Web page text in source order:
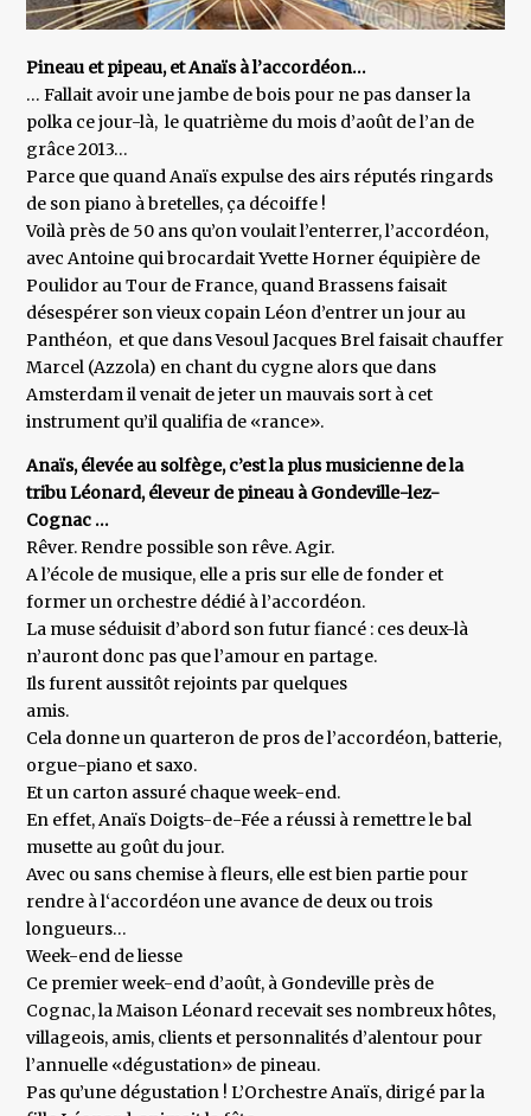
Pineau et pipeau, et Anaïs à l’accordéon…
… Fallait avoir une jambe de bois pour ne pas danser la
polka ce jour-là, le quatrième du mois d’août de l’an de
grâce 2013…
Parce que quand Anaïs expulse des airs réputés ringards
de son piano à bretelles, ça décoiffe !
Voilà près de 50 ans qu’on voulait l’enterrer, l’accordéon,
avec Antoine qui brocardait Yvette Horner équipière de
Poulidor au Tour de France, quand Brassens faisait
désespérer son vieux copain Léon d’entrer un jour au
Panthéon, et que dans Vesoul Jacques Brel faisait chauffer
Marcel (Azzola) en chant du cygne alors que dans
Amsterdam il venait de jeter un mauvais sort à cet
instrument qu’il qualifia de «rance».
Anaïs, élevée au solfège, c’est la plus musicienne de la
tribu Léonard, éleveur de pineau à Gondeville-lez-
Cognac …
Rêver. Rendre possible son rêve. Agir.
A l’école de musique, elle a pris sur elle de fonder et
former un orchestre dédié à l’accordéon.
La muse séduisit d’abord son futur fiancé : ces deux-là
n’auront donc pas que l’amour en partage.
Ils furent aussitôt rejoints par quelques
amis.
Cela donne un quarteron de pros de l’accordéon, batterie,
orgue-piano et saxo.
Et un carton assuré chaque week-end.
En effet, Anaïs Doigts-de-Fée a réussi à remettre le bal
musette au goût du jour.
Avec ou sans chemise à fleurs, elle est bien partie pour
rendre à l‘accordéon une avance de deux ou trois
longueurs…
Week-end de liesse
Ce premier week-end d’août, à Gondeville près de
Cognac, la Maison Léonard recevait ses nombreux hôtes,
villageois, amis, clients et personnalités d’alentour pour
l’annuelle «dégustation» de pineau.
Pas qu’une dégustation ! L’Orchestre Anaïs, dirigé par la